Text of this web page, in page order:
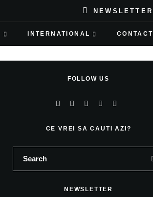
NEWSLETTER
INTERNATIONAL CONTACT
FOLLOW US
CE VREI SA CAUTI AZI?
NEWSLETTER